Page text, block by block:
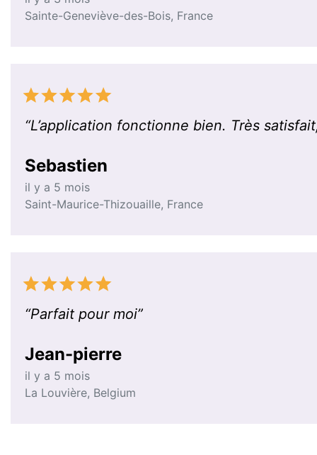
Sainte-Geneviève-des-Bois, France
“L’application fonctionne bien. Très
Sebastien
il y a 5 mois
Saint-Maurice-Thizouaille, France
“Parfait pour moi”
Jean-pierre
il y a 5 mois
La Louvière, Belgium